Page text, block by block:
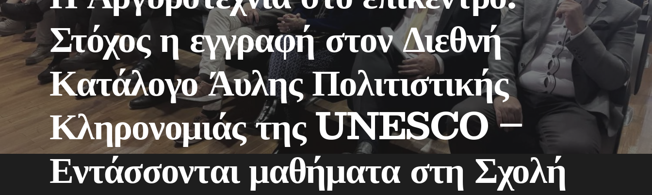
Στόχος η εγγραφή στον Διεθνή
Κατάλογο Άυλης Πολιτιστικής
Κληρονομιάς της UNESCO –
Εντάσσονται μαθήματα στη Σχολή